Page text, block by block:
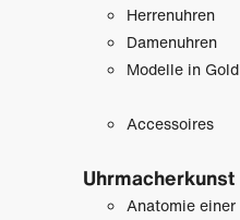
Herrenuhren
Damenuhren
Modelle in Gold
Accessoires
Uhrmacher­kunst
Anatomie einer